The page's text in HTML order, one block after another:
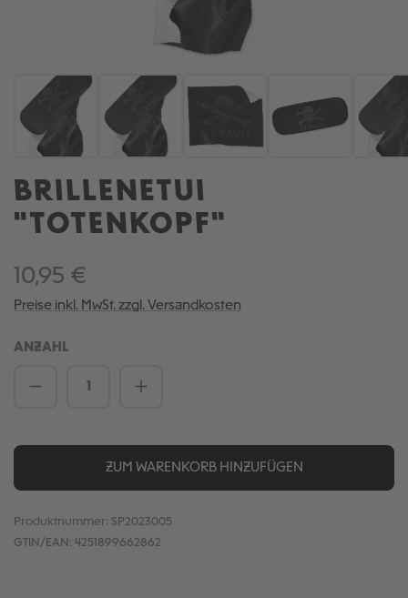
BRILLENETUI
"TOTENKOPF"
10,95 €
Preise inkl. MwSt. zzgl. Versandkosten
ANZAHL
Produkt Anzahl: Gib den gewünschten
ZUM WARENKORB HINZUFÜGEN
Produktnummer: SP2023005
GTIN/EAN: 4251899662862